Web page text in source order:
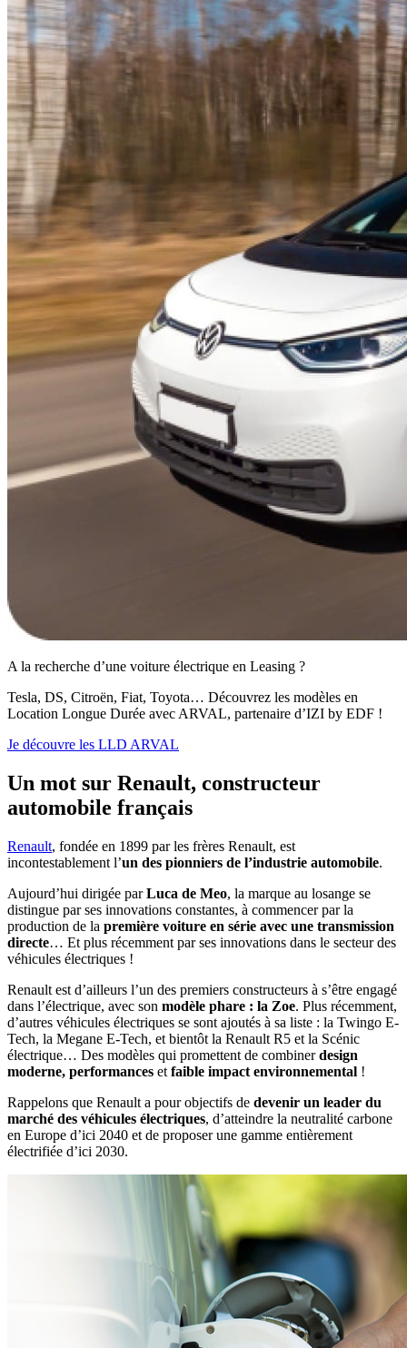
A la recherche d’une voiture électrique en Leasing ?
Tesla, DS, Citroën, Fiat, Toyota… Découvrez les modèles en
Location Longue Durée avec ARVAL, partenaire d’IZI by EDF !
Je découvre les LLD ARVAL
Un mot sur Renault, constructeur
automobile français
Renault, fondée en 1899 par les frères Renault, est
incontestablement l’un des pionniers de l’industrie automobile.
Aujourd’hui dirigée parLuca de Meo, la marque au losange se
distingue par ses innovations constantes, à commencer par la
production de la première voiture en série avec une transmission
directe… Et plus récemment par ses innovations dans le secteur des
véhicules électriques !
Renault est d’ailleurs l’un des premiers constructeurs à s’être engagé
dans l’électrique, avec son modèle phare : la Zoe. Plus récemment,
d’autres véhicules électriques se sont ajoutés à sa liste : la Twingo E-
Tech, la Megane E-Tech, et bientôt la Renault R5 et la Scénic
électrique… Des modèles qui promettent de combinerdesign
moderne, performances et faible impact environnemental !
Rappelons que Renault a pour objectifs de devenir un leader du
marché des véhicules électriques, d’atteindre la neutralité carbone
en Europe d’ici 2040 et de proposer une gamme entièrement
électrifiée d’ici 2030.